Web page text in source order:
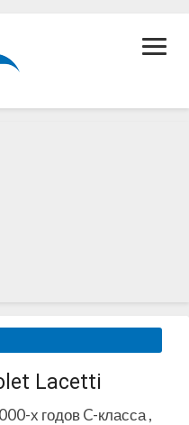
Lacetti
х годов C-класса ,